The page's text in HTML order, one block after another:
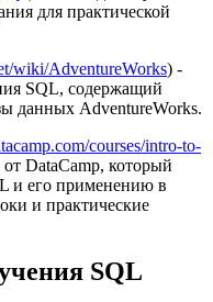
для практической
wiki/AdventureWorks) -
SQL, содержащий
данных AdventureWorks.
courses/intro-to-
DataCamp, который
и его применению в
и практические
SQL